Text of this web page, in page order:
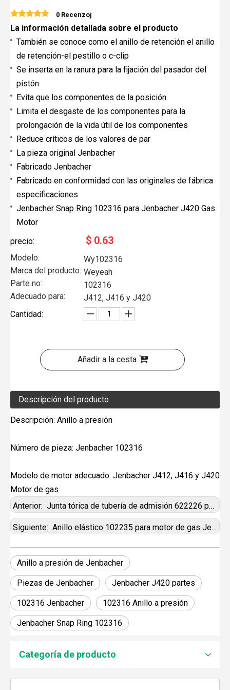
0 Recenzoj
La información detallada sobre el producto
También se conoce como el anillo de retención el anillo
de retención-el pestillo o c-clip
Se inserta en la ranura para la fijación del pasador del
pistón
Evita que los componentes de la posición
Limita el desgaste de los componentes para la
prolongación de la vida útil de los componentes
Reduce críticos de los valores de par
La pieza original Jenbacher
Fabricado Jenbacher
Fabricado en conformidad con las originales de fábrica
especificaciones
Jenbacher Snap Ring 102316 para Jenbacher J420 Gas
Motor
precio:
$ 0.63
Modelo:
Wy102316
Marca del producto: Weyeah
Parte no:
102316
Adecuado para:
J412, J416 y J420
Cantidad:
Añadir a la cesta
Descripción del producto
Descripción: Anillo a presión
Número de pieza: Jenbacher 102316
Modelo de motor adecuado: Jenbacher J412, J416 y J420
Motor de gas
Anterior: Junta tórica de tubería de admisión 622226 para motor de gas Jenbacher
Siguiente: Anillo elástico 102235 para motor de gas Jenbacher
Anillo a presión de Jenbacher
Piezas de Jenbacher Jenbacher J420 partes
102316 Jenbacher 102316 Anillo a presión
Jenbacher Snap Ring 102316
Categoría de producto